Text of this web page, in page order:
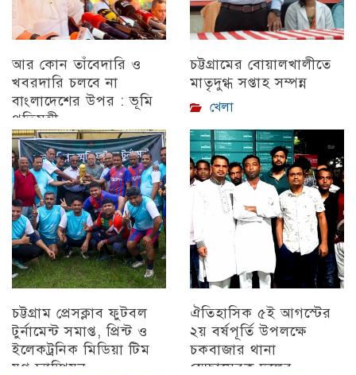
আর কোন তাঁবেদারি ও
খবরদারি চলবে না
বাংলাদেশের উপর : ভূমি
প্রতিমন্ত্রী
চট্টগ্রাম
চট্টগ্রামের বোয়ালখালীতে
মাতৃদুগ্ধ সপ্তাহ সম্পন্ন
খেলা
চট্টগ্রাম প্রেসক্লাব ফুটবল
টুর্নামেন্ট সমাপ্ত, প্রিন্ট ও
ইলেকট্রনিক মিডিয়া টিম
যুগ্ন চ্যাম্পিয়ন
ঐতিহাসিক ৫ই আগস্টের
২য় বর্ষপূর্তি উপলক্ষে
চকবাজার থানা
স্বেচ্ছাসেবক দলের